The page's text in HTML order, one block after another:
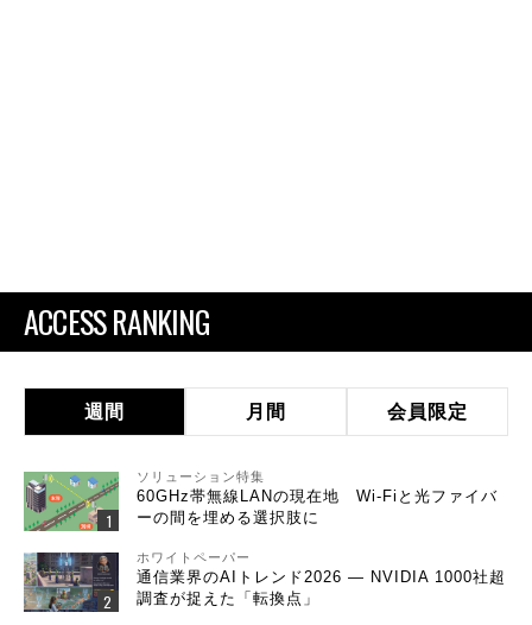
ACCESS RANKING
週間 月間 会員限定
ソリューション特集
60GHz帯無線LANの現在地 Wi-Fiと光ファイバ
ーの間を埋める選択肢に
ホワイトペーパー
通信業界のAIトレンド2026 ― NVIDIA 1000社超
調査が捉えた「転換点」